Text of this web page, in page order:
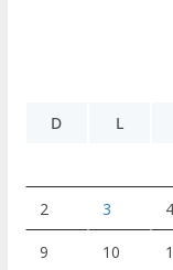
D
L
2 3 4
9 10